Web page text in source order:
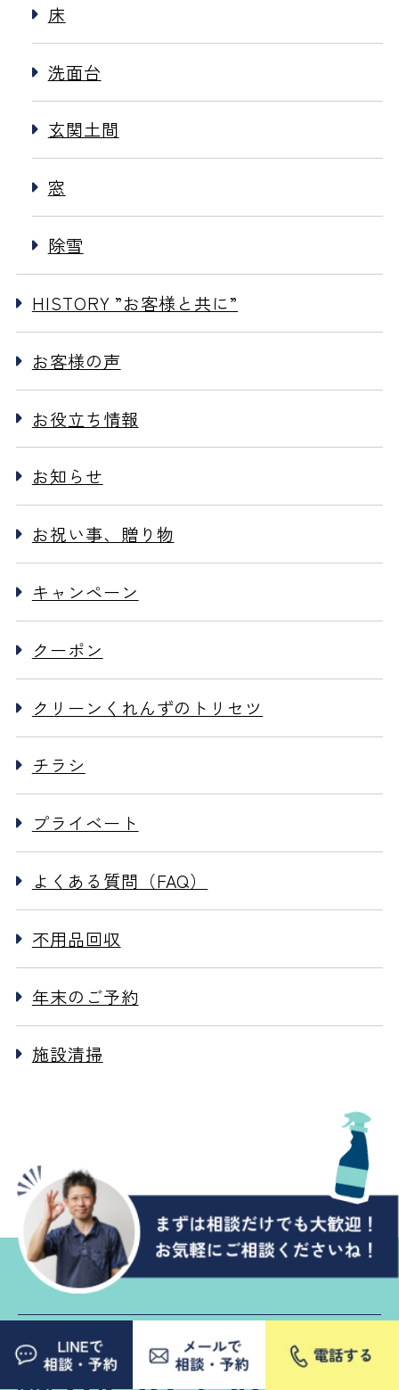
床
洗面台
玄関土間
窓
除雪
HISTORY ”お客様と共に”
お客様の声
お役立ち情報
お知らせ
お祝い事、贈り物
キャンペーン
クーポン
クリーンくれんずのトリセツ
チラシ
プライベート
よくある質問（FAQ）
不用品回収
年末のご予約
施設清掃
お電話でお問い合わせ